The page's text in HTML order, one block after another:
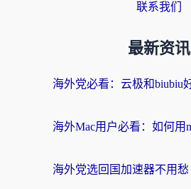
联系我们
最新资讯